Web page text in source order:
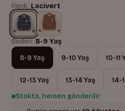
Renk: Lacivert
Beden: 8-9 Yaş
8-9 Yaş 9-10 Yaş 10-11
12-13 Yaş 13-14 Yaş
14-
Stokta, hemen gönderilir